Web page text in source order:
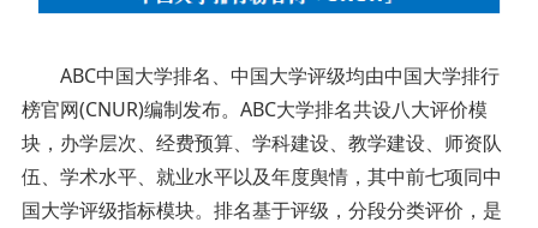
ABC中国大学排名、中国大学评级均由中国大学排行
榜官网(CNUR)编制发布。ABC大学排名共设八大评价模
块，办学层次、经费预算、学科建设、教学建设、师资队
伍、学术水平、就业水平以及年度舆情，其中前七项同中
国大学评级指标模块。排名基于评级，分段分类评价，是